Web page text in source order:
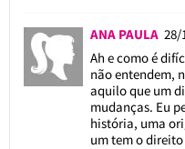
ANA PAULA 28/
Ah e como é
não entendem,
aquilo que um
mudanças. Eu
história, uma
um tem o